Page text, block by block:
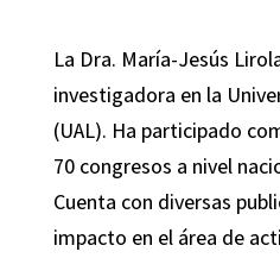
La Dra. María-Jesús
investigadora en la
(UAL). Ha participado
70 congresos a nivel
Cuenta con diversas
impacto en el área de